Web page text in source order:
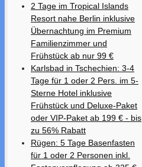
2 Tage im Tropical Islands
Resort nahe Berlin inklusive
Übernachtung im Premium
Familienzimmer und
Frühstück ab nur 99 €
Karlsbad in Tschechien: 3-4
Tage für 1 oder 2 Pers. im 5-
Sterne Hotel inklusive
Frühstück und Deluxe-Paket
oder VIP-Paket ab 199 € - bis
zu 56% Rabatt
Rügen: 5 Tage Basenfasten
für 1 oder 2 Personen inkl.